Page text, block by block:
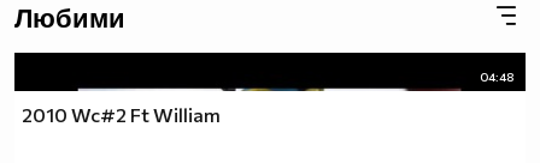
Любими
04:48
2010 Wc#2 Ft William